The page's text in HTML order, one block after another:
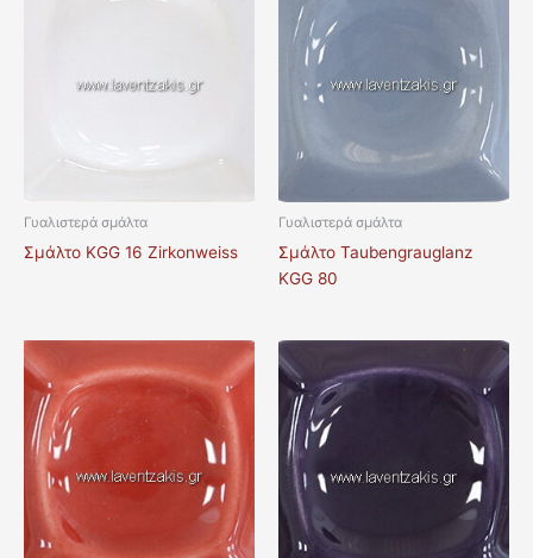
Γυαλιστερά σμάλτα
Σμάλτο KGG 16 Zirkonweiss
Γυαλιστερά σμάλτα
Σμάλτο Taubengrauglanz
KGG 80